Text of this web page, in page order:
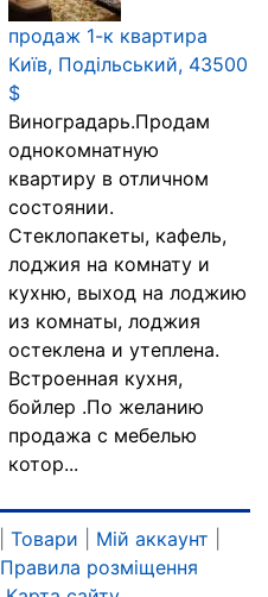
продаж 1-к квартира
Київ, Подільський, 43500
$
Виноградарь.Продам
однокомнатную
квартиру в отличном
состоянии.
Стеклопакеты, кафель,
лоджия на комнату и
кухню, выход на лоджию
из комнаты, лоджия
остеклена и утеплена.
Встроенная кухня,
бойлер .По желанию
продажа с мебелью
котор...
Товари Мій аккаунт
Правила розміщення